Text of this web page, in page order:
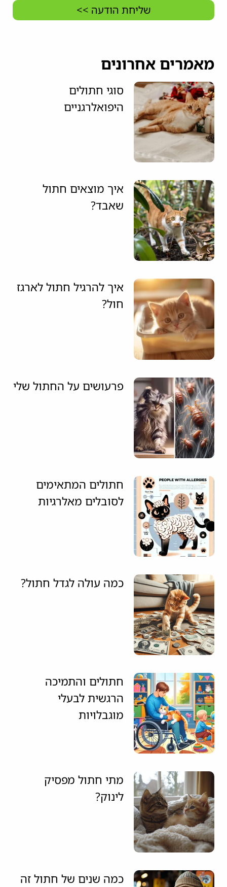
שליחת הודעה >>
מאמרים אחרונים
סוגי חתולים
היפואלרגניים
איך מוצאים חתול
שאבד?
איך להרגיל חתול לארגז
חול?
פרעושים על החתול שלי
חתולים המתאימים
לסובלים מאלרגיות
כמה עולה לגדל חתול?
חתולים והתמיכה
הרגשית לבעלי
מוגבלויות
מתי חתול מפסיק
לינוק?
כמה שנים של חתול זה